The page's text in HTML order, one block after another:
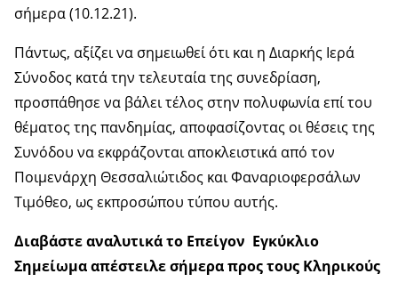
σήμερα (10.12.21).
Πάντως, αξίζει να σημειωθεί ότι και η Διαρκής Ιερά
Σύνοδος κατά την τελευταία της συνεδρίαση,
προσπάθησε να βάλει τέλος στην πολυφωνία επί του
θέματος της πανδημίας, αποφασίζοντας οι θέσεις της
Συνόδου να εκφράζονται αποκλειστικά από τον
Ποιμενάρχη Θεσσαλιώτιδος και Φαναριοφερσάλων
Τιμόθεο, ως εκπροσώπου τύπου αυτής.
Διαβάστε αναλυτικά το Επείγον Εγκύκλιο
Σημείωμα απέστειλε σήμερα προς τους Κληρικούς